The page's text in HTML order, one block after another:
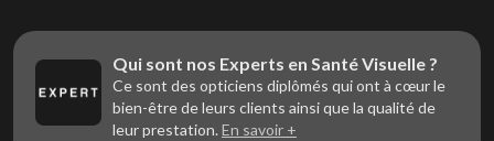
Qui sont nos Experts en Santé Visuelle ?
Ce sont des opticiens diplômés qui ont à cœur le
bien-être de leurs clients ainsi que la qualité de
leur prestation.En savoir +